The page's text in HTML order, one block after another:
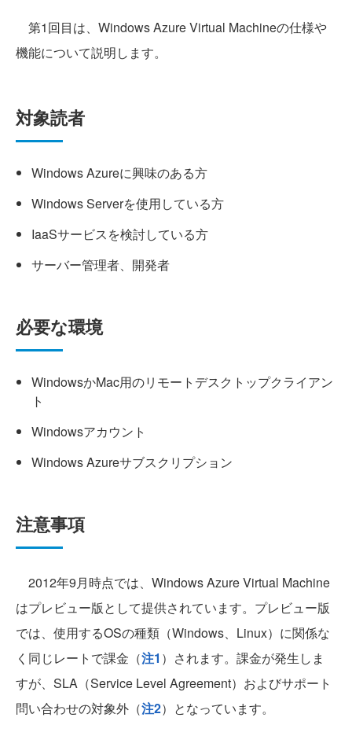
第1回目は、Windows Azure Virtual Machineの仕様や
機能について説明します。
対象読者
Windows Azureに興味のある方
Windows Serverを使用している方
IaaSサービスを検討している方
サーバー管理者、開発者
必要な環境
WindowsかMac用のリモートデスクトップクライアン
ト
Windowsアカウント
Windows Azureサブスクリプション
注意事項
2012年9月時点では、Windows Azure Virtual Machine
はプレビュー版として提供されています。プレビュー版
では、使用するOSの種類（Windows、Linux）に関係な
く同じレートで課金（注1 ）されます。課金が発生しま
すが、SLA（Service Level Agreement）およびサポート
問い合わせの対象外（注2）となっています。